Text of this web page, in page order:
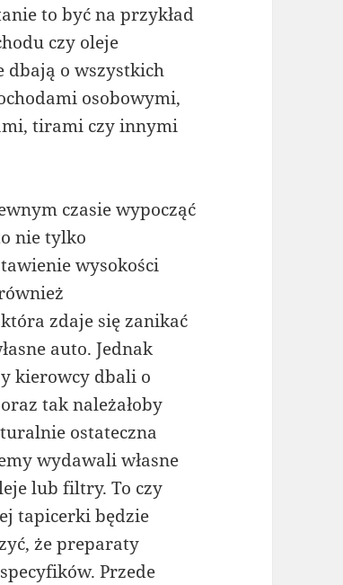
to być na przykład
czy oleje
dbają o wszystkich
osobowymi,
tirami czy innymi
czasie wypocząć
nie tylko
wysokości
zdaje się zanikać
auto. Jednak
kierowcy dbali o
tak należałoby
ostateczna
wydawali własne
lub filtry. To czy
tapicerki będzie
że preparaty
Przede